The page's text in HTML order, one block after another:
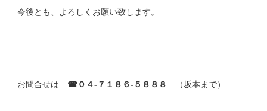
今後とも、よろしくお願い致します。
お問合せは ☎０４-７１８６-５８８８ （坂本まで）